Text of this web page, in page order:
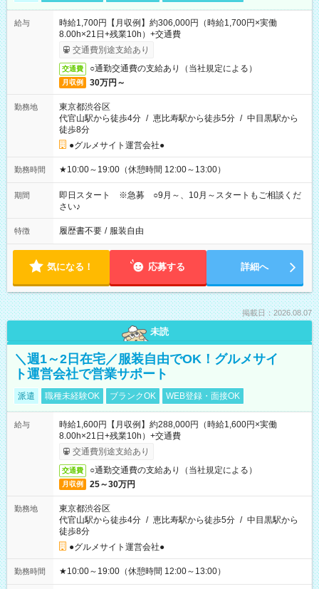
給与
時給1,700円【月収例】約306,000円（時給1,700円×実働
8.00h×21日+残業10h）+交通費
交通費別途支給あり
交通費 ○通勤交通費の支給あり（当社規定による）
月収例 30万円～
勤務地
東京都渋谷区
代官山駅から徒歩4分 / 恵比寿駅から徒歩5分 / 中目黒駅から
徒歩8分
●グルメサイト運営会社●
勤務時間 ★10:00～19:00（休憩時間 12:00～13:00）
期間
即日スタート ※急募 ○9月～、10月～スタートもご相談くだ
さい♪
特徴 履歴書不要 / 服装自由
気になる！ 応募する 詳細へ
掲載日：2026.08.07
未読
＼週1～2日在宅／服装自由でOK！グルメサイ
ト運営会社で営業サポート
派遣 職種未経験OK ブランクOK WEB登録・面接OK
給与
時給1,600円【月収例】約288,000円（時給1,600円×実働
8.00h×21日+残業10h）+交通費
交通費別途支給あり
交通費 ○通勤交通費の支給あり（当社規定による）
月収例 25～30万円
勤務地
東京都渋谷区
代官山駅から徒歩4分 / 恵比寿駅から徒歩5分 / 中目黒駅から
徒歩8分
●グルメサイト運営会社●
勤務時間 ★10:00～19:00（休憩時間 12:00～13:00）